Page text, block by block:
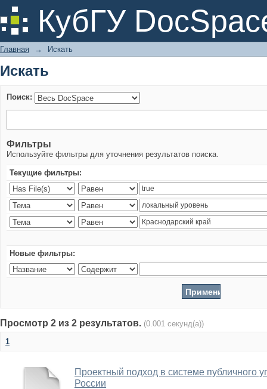
КубГУ
Искать
Главная → Искать
Искать
Поиск:
Фильтры
Используйте фильтры для уточнения результатов поиска.
Текущие фильтры:
Новые фильтры:
Просмотр 2 из 2 результатов. (0.001 секунд(а))
1
Проектный подход в системе публичного
России